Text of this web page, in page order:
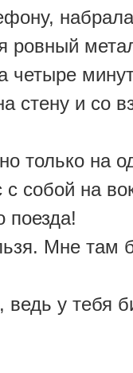
ровный
четыре
стену и со
только на
с собой на
поезда!
Мне там
у тебя